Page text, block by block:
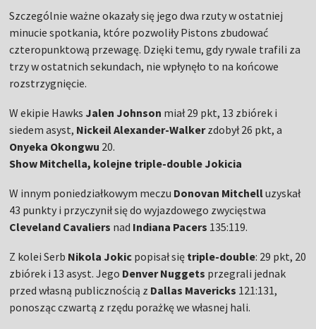
Szczególnie ważne okazały się jego dwa rzuty w ostatniej
minucie spotkania, które pozwoliły Pistons zbudować
czteropunktową przewagę. Dzięki temu, gdy rywale trafili za
trzy w ostatnich sekundach, nie wpłynęło to na końcowe
rozstrzygnięcie.
W ekipie Hawks Jalen Johnson miał 29 pkt, 13 zbiórek i
siedem asyst, Nickeil Alexander-Walkerzdobył 26 pkt, a
Onyeka Okongwu 20.
Show Mitchella, kolejne triple-double Jokicia
W innym poniedziałkowym meczu Donovan Mitchelluzyskał
43 punkty i przyczynił się do wyjazdowego zwycięstwa
Cleveland Cavaliers nad Indiana Pacers 135:119.
Z kolei Serb Nikola Jokic popisał się triple-double: 29 pkt, 20
zbiórek i 13 asyst. Jego Denver Nuggets przegrali jednak
przed własną publicznością z Dallas Mavericks 121:131,
ponosząc czwartą z rzędu porażkę we własnej hali.